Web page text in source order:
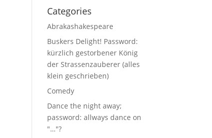
Categories
Abrakashakespeare
Buskers Delight! Password:
kürzlich gestorbener König
der Strassenzauberer (alles
klein geschrieben)
Comedy
Dance the night away;
password: allways dance on
"…"?